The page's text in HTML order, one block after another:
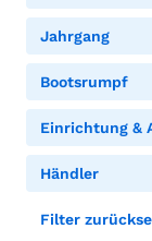
Jahrgang
Bootsrumpf
Einrichtung &
Händler
Filter